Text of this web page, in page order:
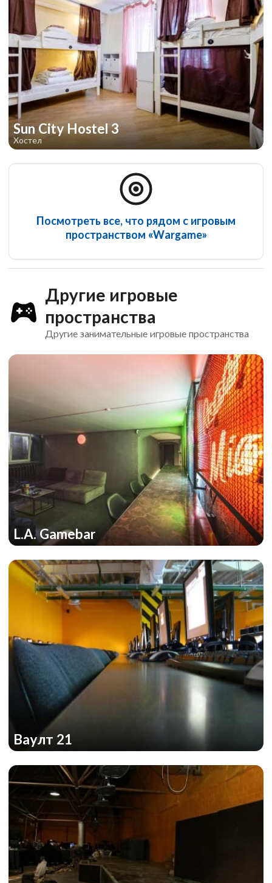
Sun City Hostel 3
Хостел
Посмотреть все, что рядом с игровым
пространством «Wargame»
Другие игровые
пространства
Другие занимательные игровые пространства
L.A. Gamebar
Ваулт 21